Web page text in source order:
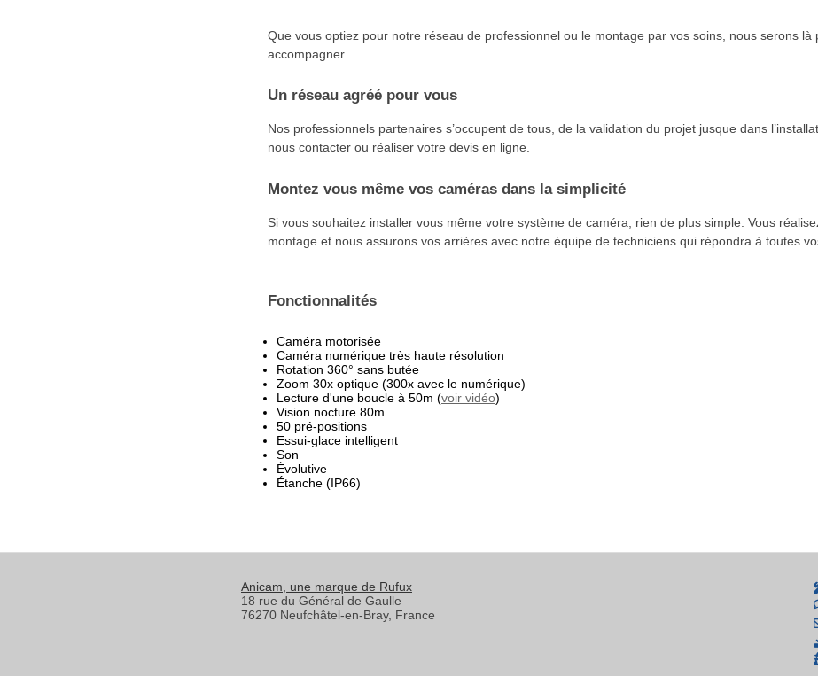
Que vous optiez pour notre réseau de professionnel ou le montage par vos soins, nous serons là
accompagner.
Un réseau agréé pour vous
Nos professionnels partenaires s’occupent de tous, de la validation du projet jusque dans
nous contacter ou réaliser votre devis en ligne.
Montez vous même vos caméras dans la simplicité
Si vous souhaitez installer vous même votre système de caméra, rien de plus simple. Vous
montage et nous assurons vos arrières avec notre équipe de techniciens qui répondra à toutes
Fonctionnalités
Caméra motorisée
Caméra numérique très haute résolution
Rotation 360° sans butée
Zoom 30x optique (300x avec le numérique)
Lecture d'une boucle à 50m (voir vidéo)
Vision nocture 80m
50 pré-positions
Essui-glace intelligent
Son
Évolutive
Étanche (IP66)
Anicam , une marque de Rufux
18 rue du Général de Gaulle
76270 Neufchâtel-en-Bray, France